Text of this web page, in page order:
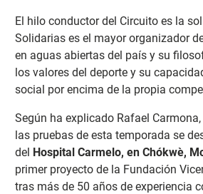
El hilo conductor del Circuito es la
Solidarias es el mayor organizador
en aguas abiertas del país y su
los valores del deporte y su
social por encima de la propia
Según ha explicado Rafael
las pruebas de esta temporada se
del Hospital Carmelo, en Chókwè,
primer proyecto de la Fundación
tras más de 50 años de experiencia